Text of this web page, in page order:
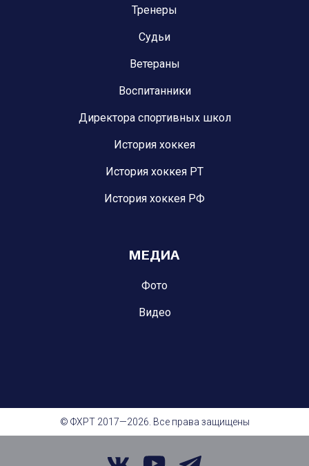
Тренеры
Судьи
Ветераны
Воспитанники
Директора спортивных школ
История хоккея
История хоккея РТ
История хоккея РФ
МЕДИА
Фото
Видео
© ФХРТ 2017—2026. Все права защищены